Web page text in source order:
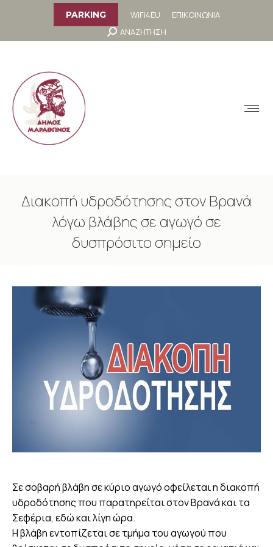
PARKING WiFi4EU
ΕΠΙΚΟΙΝΩΝΙΑ
Search:
ΑΝΑΖΗΤΗΣΗ
Διακοπή υδροδότησης στον Βρανά
λόγω βλάβης σε αγωγό σε
δυσπρόσιτο σημείο
Σε σοβαρή βλάβη σε κύριο αγωγό οφείλεται η διακοπή
υδροδότησης που παρατηρείται στον Βρανά και τα
Σεφέρια, εδώ και λίγη ώρα.
Η βλάβη εντοπίζεται σε τμήμα του αγωγού που